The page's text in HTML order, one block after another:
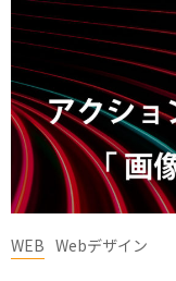
WEB Webデザイン